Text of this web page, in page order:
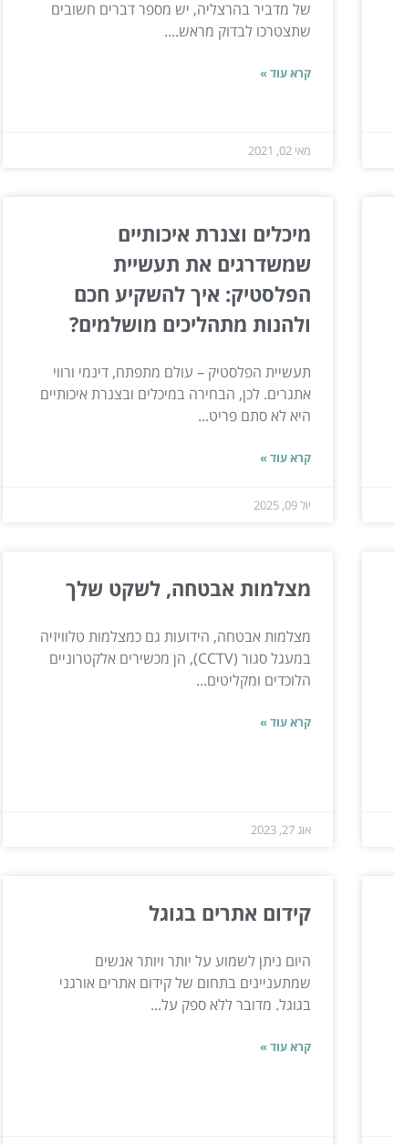
של מדביר בהרצליה, יש מספר דברים חשובים
שתצטרכו לבדוק מראש....
קרא עוד »
מאי 02, 2021
מיכלים וצנרת איכותיים
שמשדרגים את תעשיית
הפלסטיק: איך להשקיע חכם
ולהנות מתהליכים מושלמים?
תעשיית הפלסטיק – עולם מתפתח, דינמי ורווי
אתגרים. לכן, הבחירה במיכלים ובצנרת איכותיים
היא לא סתם פריט...
קרא עוד »
יול 09, 2025
מצלמות אבטחה, לשקט שלך
מצלמות אבטחה, הידועות גם כמצלמות טלוויזיה
במעגל סגור (CCTV), הן מכשירים אלקטרוניים
הלוכדים ומקליטים...
קרא עוד »
אוג 27, 2023
קידום אתרים בגוגל
היום ניתן לשמוע על יותר ויותר אנשים
שמתעניינים בתחום של קידום אתרים אורגני
בגוגל. מדובר ללא ספק על...
קרא עוד »